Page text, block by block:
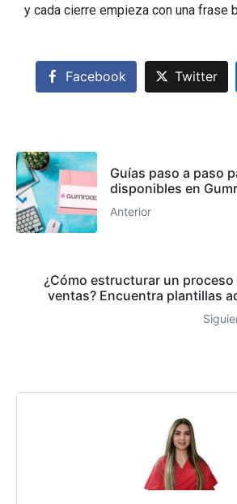
y cada cierre empieza con una frase
Facebook Twitter
Guías paso a paso
disponibles en
Anterior
¿Cómo estructurar un proceso
ventas? Encuentra plantillas